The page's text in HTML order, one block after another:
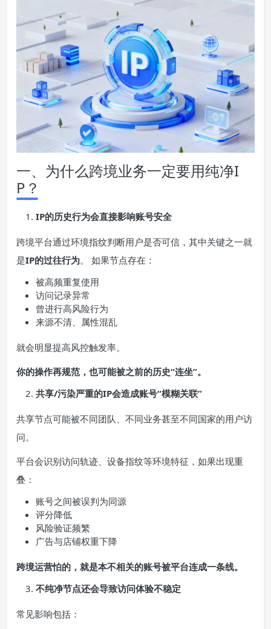
一、为什么跨境业务一定要用纯净I
P？
IP的历史行为会直接影响账号安全
跨境平台通过环境指纹判断用户是否可信，其中关键之一就
是IP的过往行为。 如果节点存在：
被高频重复使用
访问记录异常
曾进行高风险行为
来源不清、属性混乱
就会明显提高风控触发率。
你的操作再规范，也可能被之前的历史“连坐”。
共享/污染严重的IP会造成账号“模糊关联”
共享节点可能被不同团队、不同业务甚至不同国家的用户访
问。
平台会识别访问轨迹、设备指纹等环境特征，如果出现重
叠：
账号之间被误判为同源
评分降低
风险验证频繁
广告与店铺权重下降
跨境运营怕的，就是本不相关的账号被平台连成一条线。
不纯净节点还会导致访问体验不稳定
常见影响包括：